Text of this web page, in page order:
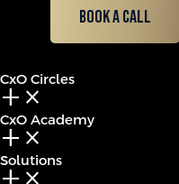
Book a call
CxO Circles
add_2 close
CxO Academy
add_2 close
Solutions
add_2 close